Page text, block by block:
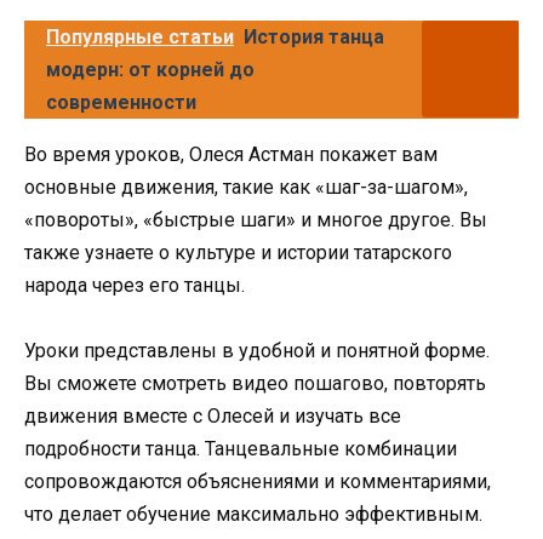
Популярные статьи История танца
модерн: от корней до
современности
Во время уроков, Олеся Астман покажет вам
основные движения, такие как «шаг-за-шагом»,
«повороты», «быстрые шаги» и многое другое. Вы
также узнаете о культуре и истории татарского
народа через его танцы.
Уроки представлены в удобной и понятной форме.
Вы сможете смотреть видео пошагово, повторять
движения вместе с Олесей и изучать все
подробности танца. Танцевальные комбинации
сопровождаются объяснениями и комментариями,
что делает обучение максимально эффективным.